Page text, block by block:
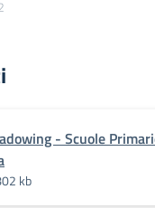
- Scuole
kb